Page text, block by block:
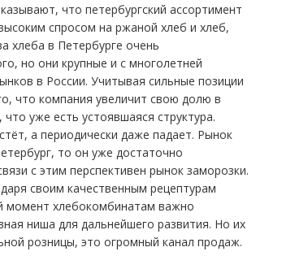
что петербургский ассортимент
спросом на ржаной хлеб и хлеб,
хлеба в Петербурге очень
но они крупные и с многолетней
в России. Учитывая сильные позиции
что компания увеличит свою долю в
уже есть устоявшаяся структура.
а периодически даже падает. Рынок
то он уже достаточно
с этим перспективен рынок заморозки.
своим качественным рецептурам
момент хлебокомбинатам важно
ниша для дальнейшего развития. Но их
розницы, это огромный канал продаж.